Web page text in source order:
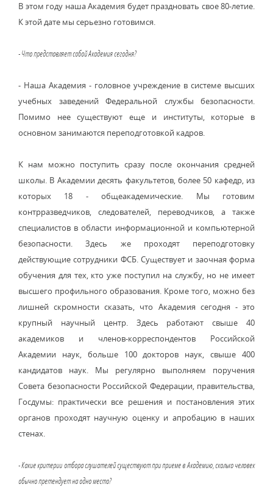
В этом году наша Академия будет праздновать свое 80-летие.
К этой дате мы серьезно готовимся.
- Что представляет собой Академия сегодня?
- Наша Академия - головное учреждение в системе высших
учебных заведений Федеральной службы безопасности.
Помимо нее существуют еще и институты, которые в
основном занимаются переподготовкой кадров.
К нам можно поступить сразу после окончания средней
школы. В Академии десять факультетов, более 50 кафедр, из
которых 18 - общеакадемические. Мы готовим
контрразведчиков, следователей, переводчиков, а также
специалистов в области информационной и компьютерной
безопасности. Здесь же проходят переподготовку
действующие сотрудники ФСБ. Существует и заочная форма
обучения для тех, кто уже поступил на службу, но не имеет
высшего профильного образования. Кроме того, можно без
лишней скромности сказать, что Академия сегодня - это
крупный научный центр. Здесь работают свыше 40
академиков и членов-корреспондентов Российской
Академии наук, больше 100 докторов наук, свыше 400
кандидатов наук. Мы регулярно выполняем поручения
Совета безопасности Российской Федерации, правительства,
Госдумы: практически все решения и постановления этих
органов проходят научную оценку и апробацию в наших
стенах.
- Какие критерии отбора слушателей существуют при приеме в Академию, сколько человек
обычно претендует на одно место?